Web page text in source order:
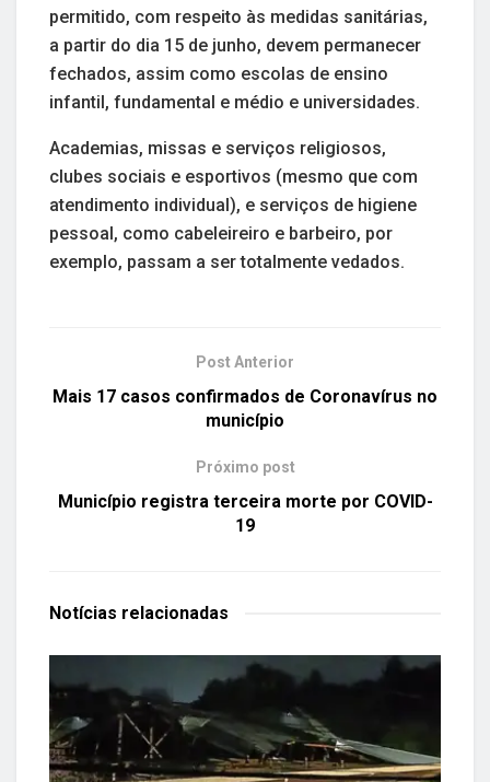
permitido, com respeito às medidas sanitárias,
a partir do dia 15 de junho, devem permanecer
fechados, assim como escolas de ensino
infantil, fundamental e médio e universidades.
Academias, missas e serviços religiosos,
clubes sociais e esportivos (mesmo que com
atendimento individual), e serviços de higiene
pessoal, como cabeleireiro e barbeiro, por
exemplo, passam a ser totalmente vedados.
Post Anterior
Mais 17 casos confirmados de Coronavírus no
município
Próximo post
Município registra terceira morte por COVID-
19
Notícias relacionadas